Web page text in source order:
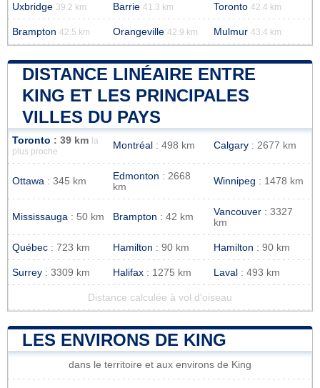
Uxbridge 39.2 km Barrie 41.3 km Toronto 42.4 km
Brampton 42.5 km Orangeville 42.9 km Mulmur 43.4 km
DISTANCE LINÉAIRE ENTRE
KING ET LES PRINCIPALES
VILLES DU PAYS
Toronto : 39 km
la
plus proche
Montréal : 498 km Calgary : 2677 km
Ottawa : 345 km Edmonton : 2668
km
Winnipeg : 1478 km
Mississauga : 50 km Brampton : 42 km Vancouver : 3327
km
Québec : 723 km Hamilton : 90 km Hamilton : 90 km
Surrey : 3309 km Halifax : 1275 km Laval : 493 km
Distance calculée à vol d'oiseau
LES ENVIRONS DE KING
dans le territoire et aux environs de King